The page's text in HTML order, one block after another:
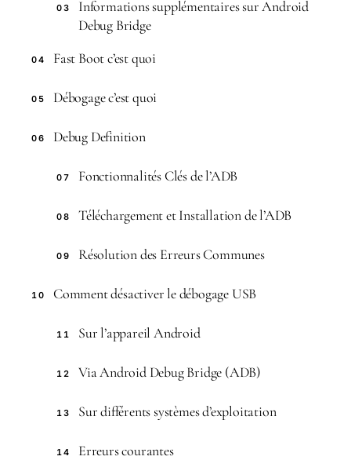
03
Informations supplémentaires sur Android
Debug Bridge
04 Fast Boot c’est quoi
05 Débogage c’est quoi
06 Debug Definition
07 Fonctionnalités Clés de l’ADB
08 Téléchargement et Installation de l’ADB
09 Résolution des Erreurs Communes
10 Comment désactiver le débogage USB
11 Sur l’appareil Android
12 Via Android Debug Bridge (ADB)
13 Sur différents systèmes d’exploitation
14 Erreurs courantes